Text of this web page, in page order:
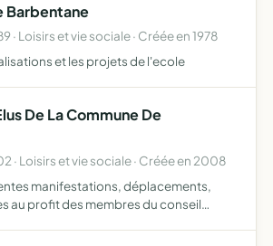
Barbentane
· Loisirs et vie sociale · Créée en 1978
et les projets de l'ecole
De La Commune De
· Loisirs et vie sociale · Créée en 2008
manifestations, déplacements,
au profit des membres du conseil